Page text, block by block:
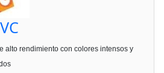
alto rendimiento con colores intensos y